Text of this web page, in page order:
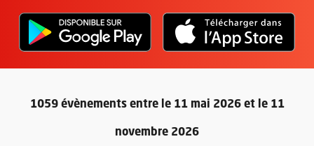
L'application "Vivre à Angers" -
, Ouvre une nouvelle fenêtre ,
1059 évènements entre le 11 mai 2026 et le 11
novembre 2026